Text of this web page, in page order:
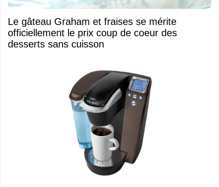
Le gâteau Graham et fraises se mérite
officiellement le prix coup de coeur des
desserts sans cuisson